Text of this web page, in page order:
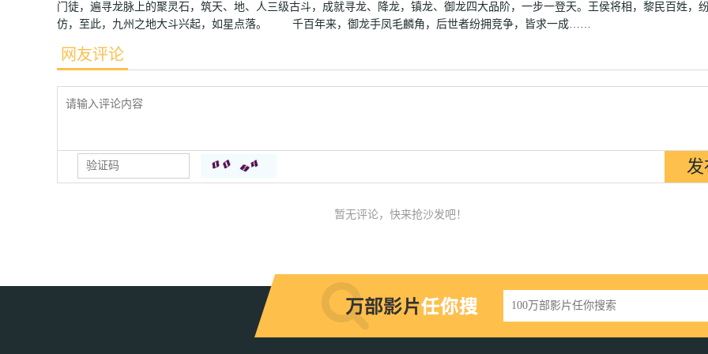
门徒，遍寻龙脉上的聚灵石，筑天、地、人三级古斗，成就寻龙、降龙，镇龙、御龙四大品阶，一步一登天。王侯将相，黎民百姓，
仿，至此，九州之地大斗兴起，如星点落。 千百年来，御龙手凤毛麟角，后世者纷拥竞争，皆求一成……
网友评论
暂无评论，快来抢沙发吧！